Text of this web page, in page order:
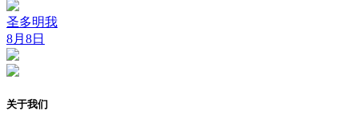
圣多明我
8月8日
关于我们